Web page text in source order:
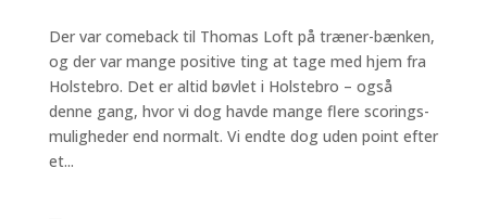
Der var comeback til Thomas Loft på træner-bænken,
og der var mange positive ting at tage med hjem fra
Holstebro. Det er altid bøvlet i Holstebro – også
denne gang, hvor vi dog havde mange flere scorings-
muligheder end normalt. Vi endte dog uden point efter
et...